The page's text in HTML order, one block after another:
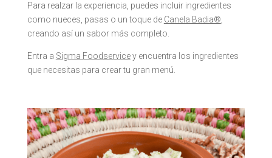
Para realzar la experiencia, puedes incluir ingredientes
como nueces, pasas o un toque de Canela Badia®,
creando así un sabor más completo.
Entra a Sigma Foodservicey encuentra los ingredientes
que necesitas para crear tu gran menú.